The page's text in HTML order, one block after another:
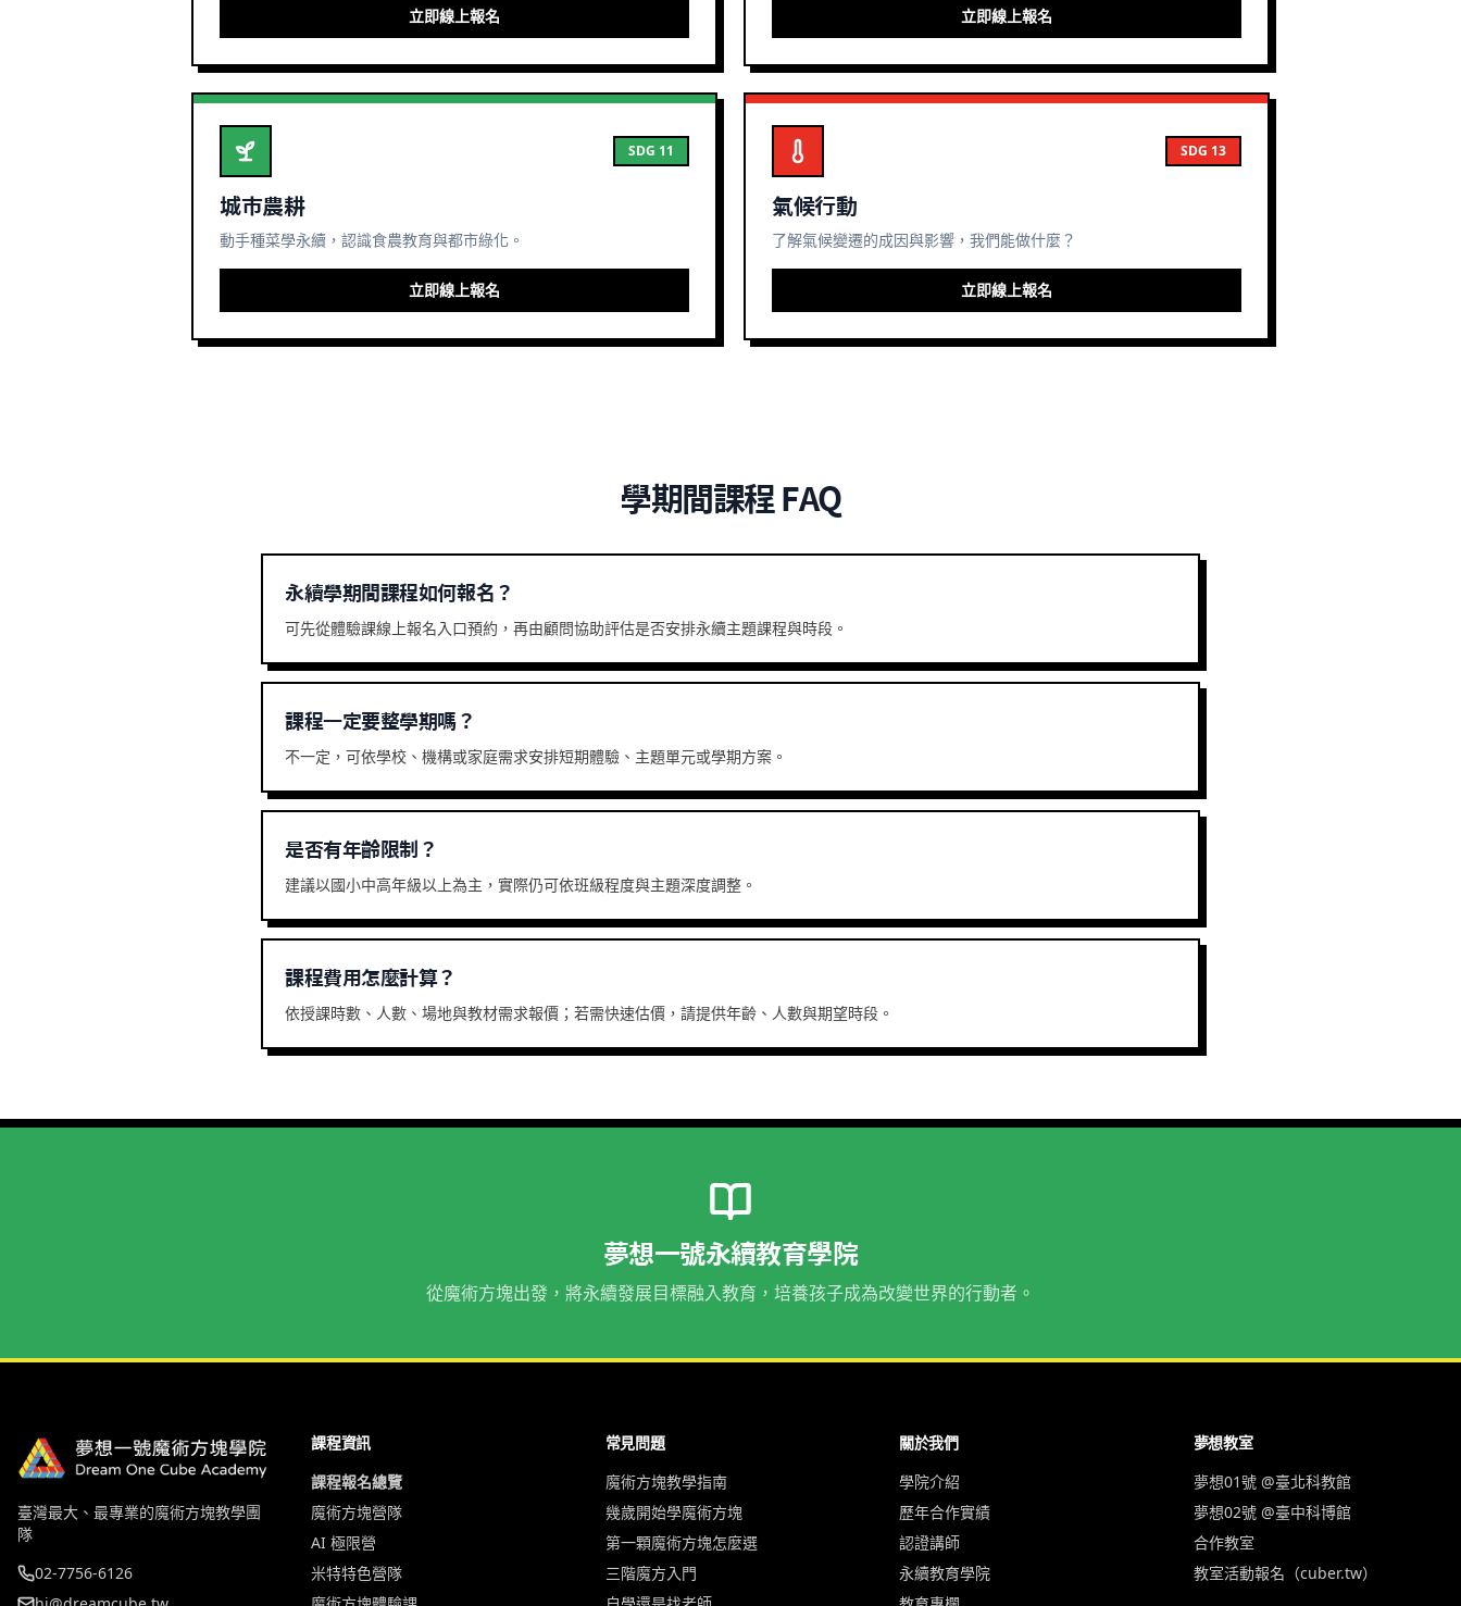
立即線上報名 立即線上報名
SDG 11
城市農耕
動手種菜學永續，認識食農教育與都市綠化。
立即線上報名
SDG 13
氣候行動
了解氣候變遷的成因與影響，我們能做什麼？
立即線上報名
學期間課程 FAQ
永續學期間課程如何報名？
可先從體驗課線上報名入口預約，再由顧問協助評估是否安排永續主題課程與時段。
課程一定要整學期嗎？
不一定，可依學校、機構或家庭需求安排短期體驗、主題單元或學期方案。
是否有年齡限制？
建議以國小中高年級以上為主，實際仍可依班級程度與主題深度調整。
課程費用怎麼計算？
依授課時數、人數、場地與教材需求報價；若需快速估價，請提供年齡、人數與期望時段。
夢想一號永續教育學院
從魔術方塊出發，將永續發展目標融入教育，培養孩子成為改變世界的行動者。
臺灣最大、最專業的魔術方塊教學團
隊
02-7756-6126
課程資訊
課程報名總覽
魔術方塊營隊
AI 極限營
米特特色營隊
常見問題
魔術方塊教學指南
幾歲開始學魔術方塊
第一顆魔術方塊怎麼選
三階魔方入門
關於我們
學院介紹
歷年合作實績
認證講師
永續教育學院
夢想教室
夢想01號 @臺北科教館
夢想02號 @臺中科博館
合作教室
教室活動報名（cuber.tw）